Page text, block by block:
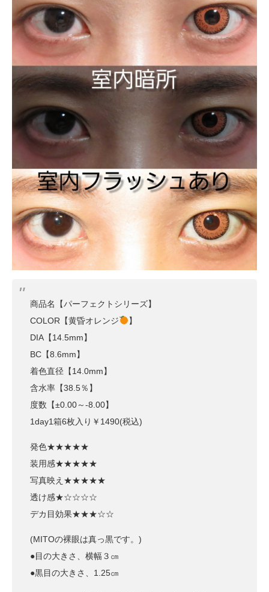
商品名【パーフェクトシリーズ】
COLOR【黄昏オレンジ
】
DIA【14.5mm】
BC【8.6mm】
着色直径【14.0mm】
含水率【38.5％】
度数【±0.00～-8.00】
1day1箱6枚入り￥1490(税込)
発色★★★★★
装用感★★★★★
写真映え★★★★★
透け感★☆☆☆☆
デカ目効果★★★☆☆
(MITOの裸眼は真っ黒です。)
●目の大きさ、横幅３㎝
●黒目の大きさ、1.25㎝